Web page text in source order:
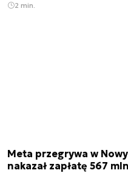
2 min.
Meta przegrywa w
nakazał zapłatę 567